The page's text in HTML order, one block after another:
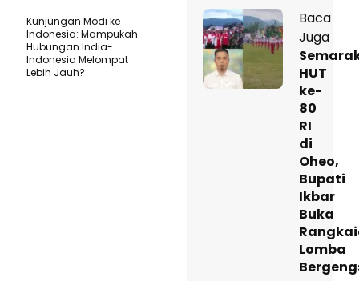
Baca
Juga
HUT
ke-
80
RI
di
Oheo,
Bupati
Ikbar
Buka
Lomba
Kunjungan Modi ke
Indonesia: Mampukah
Hubungan India-
Indonesia Melompat
Lebih Jauh?